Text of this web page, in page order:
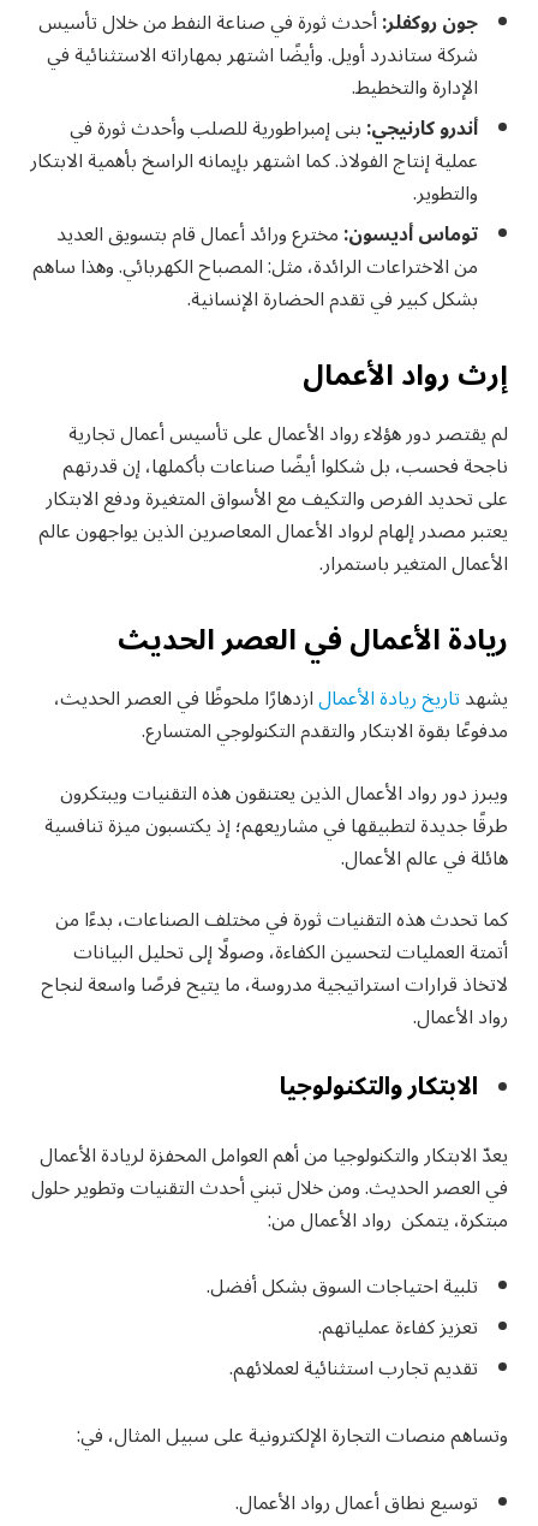
جون روكفلر:أحدث ثورة في صناعة النفط من خلال تأسيس
شركة ستاندرد أويل. وأيضًا اشتهر بمهاراته الاستثنائية في
الإدارة والتخطيط.
أندرو كارنيجي:بنى إمبراطورية للصلب وأحدث ثورة في
عملية إنتاج الفولاذ. كما اشتهر بإيمانه الراسخ بأهمية الابتكار
والتطوير.
توماس أديسون:مخترع ورائد أعمال قام بتسويق العديد
من الاختراعات الرائدة، مثل: المصباح الكهربائي. وهذا ساهم
بشكل كبير في تقدم الحضارة الإنسانية.
إرث رواد الأعمال
لم يقتصر دور هؤلاء رواد الأعمال على تأسيس أعمال تجارية
ناجحة فحسب، بل شكلوا أيضًا صناعات بأكملها، إن قدرتهم
على تحديد الفرص والتكيف مع الأسواق المتغيرة ودفع الابتكار
يعتبر مصدر إلهام لرواد الأعمال المعاصرين الذين يواجهون عالم
الأعمال المتغير باستمرار.
ريادة الأعمال في العصر الحديث
يشهدتاريخ ريادة الأعمالازدهارًا ملحوظًا في العصر الحديث،
مدفوعًا بقوة الابتكار والتقدم التكنولوجي المتسارع.
ويبرز دور رواد الأعمال الذين يعتنقون هذه التقنيات ويبتكرون
طرقًا جديدة لتطبيقها في مشاريعهم؛ إذ يكتسبون ميزة تنافسية
هائلة في عالم الأعمال.
كما تحدث هذه التقنيات ثورة في مختلف الصناعات، بدءًا من
أتمتة العمليات لتحسين الكفاءة، وصولًا إلى تحليل البيانات
لاتخاذ قرارات استراتيجية مدروسة، ما يتيح فرصًا واسعة لنجاح
رواد الأعمال.
الابتكار والتكنولوجيا
يعدّ الابتكار والتكنولوجيا من أهم العوامل المحفزة لريادة الأعمال
في العصر الحديث. ومن خلال تبني أحدث التقنيات وتطوير حلول
مبتكرة، يتمكن رواد الأعمال من:
تلبية احتياجات السوق بشكل أفضل.
تعزيز كفاءة عملياتهم.
تقديم تجارب استثنائية لعملائهم.
وتساهم منصات التجارة الإلكترونية على سبيل المثال، في:
توسيع نطاق أعمال رواد الأعمال.